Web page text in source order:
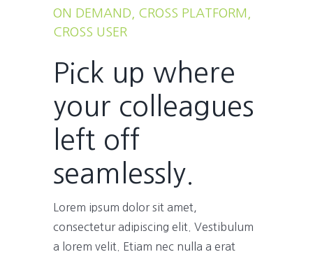
ON DEMAND, CROSS PLATFORM,
CROSS USER
Pick up where
your colleagues
left off
seamlessly.
Lorem ipsum dolor sit amet,
consectetur adipiscing elit. Vestibulum
a lorem velit. Etiam nec nulla a erat